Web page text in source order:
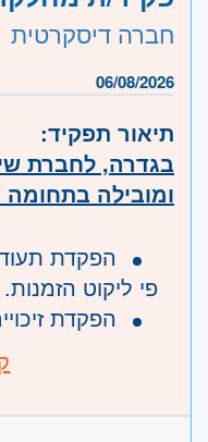
וגבעתיים, בקעת
ובת-ים, מודיעין,
השפלה- ראשון
חברה דיסקרטית
06/08/2026
תיאור תפקיד:
בגדרה, לחברת
ומובילה
הפקדת
פי ליקוט הזמנות.
הפקדת
טיפול
תמיכה
דרישות: